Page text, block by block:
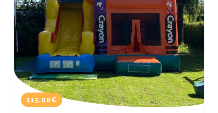
115,00€